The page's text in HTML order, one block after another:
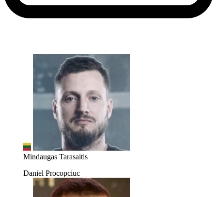
Mindaugas Tarasaitis
Daniel Procopciuc